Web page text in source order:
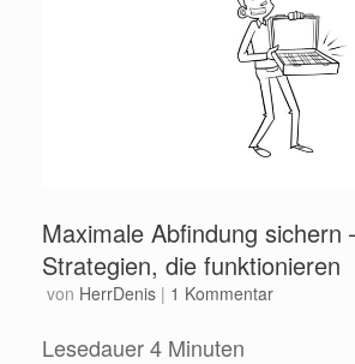
Maximale Abfindung sichern
Strategien, die funktionieren
von HerrDenis | 1 Kommentar
Lesedauer4 Minuten